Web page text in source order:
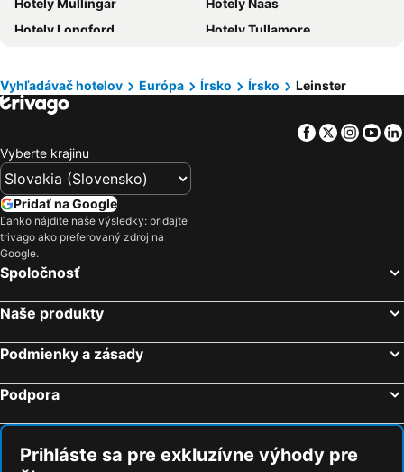
Hotely Mullingar
Hotely Naas
Hotely Longford
Hotely Tullamore
Hotely Rathdrum
Hotely Malahide
Hotely Offaly
Hotely Enniscorthy
Hotely Gorey
Vyhľadávač hotelov Európa Írsko Írsko Leinster
Facebook
Twitter
Vyberte krajinu
Pridať na Google
Ľahko nájdite naše výsledky: pridajte
trivago ako preferovaný zdroj na
Google.
Spoločnosť
Naše produkty
Podmienky a zásady
Podpora
Prihláste sa pre exkluzívne výhody pre